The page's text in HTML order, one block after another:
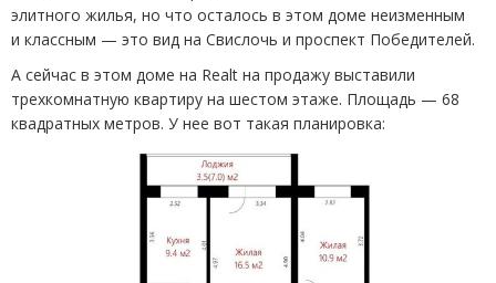
элитного жилья, но что осталось в этом доме неизменным
и классным — это вид на Свислочь и проспект Победителей.
А сейчас в этом доме на Realt на продажу выставили
трехкомнатную квартиру на шестом этаже. Площадь — 68
квадратных метров. У нее вот такая планировка: